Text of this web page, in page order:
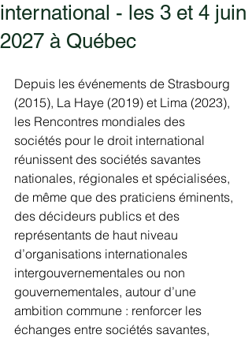
international - les 3 et 4 juin
2027 à Québec
Depuis les événements de Strasbourg
(2015), La Haye (2019) et Lima (2023),
les Rencontres mondiales des
sociétés pour le droit international
réunissent des sociétés savantes
nationales, régionales et spécialisées,
de même que des praticiens éminents,
des décideurs publics et des
représentants de haut niveau
d’organisations internationales
intergouvernementales ou non
gouvernementales, autour d’une
ambition commune : renforcer les
échanges entre sociétés savantes,